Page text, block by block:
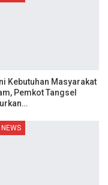
Kebutuhan Masyarakat
Pemkot Tangsel
NEWS